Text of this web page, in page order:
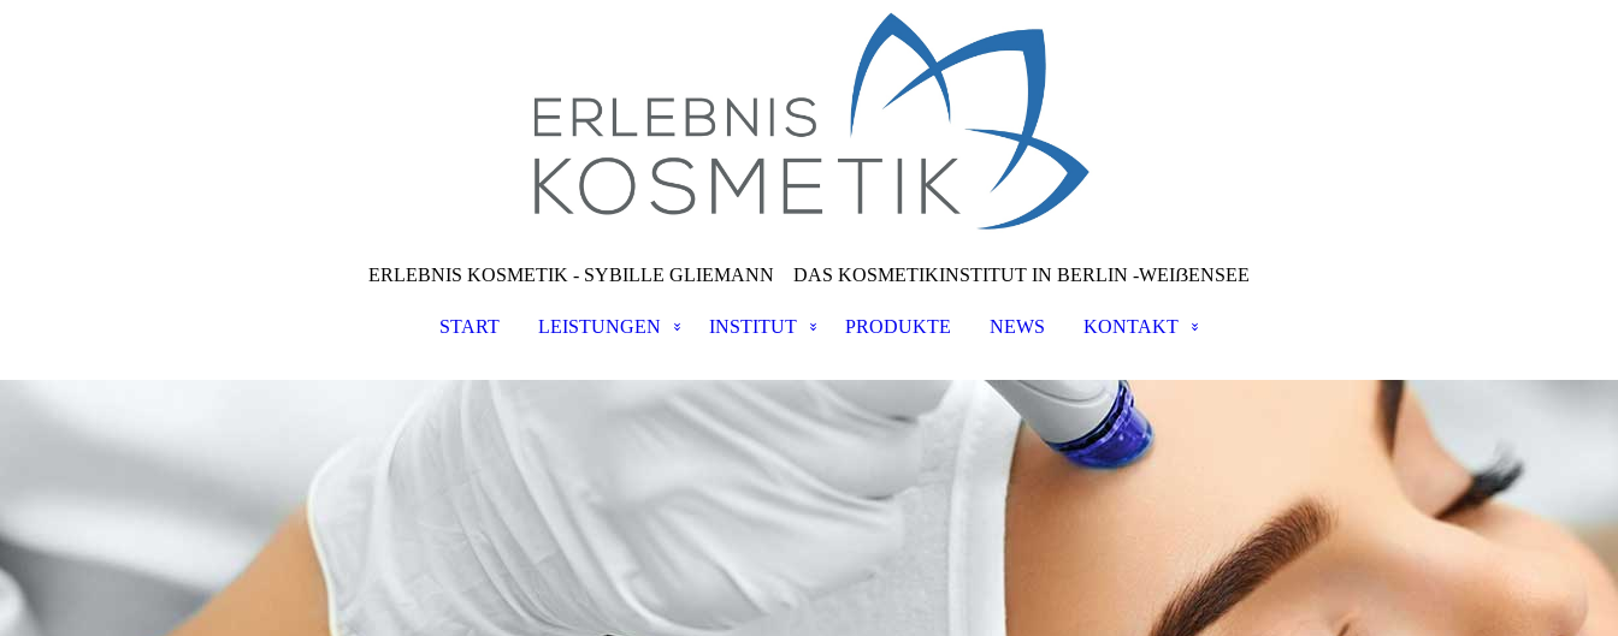
ERLEBNIS KOSMETIK - SYBILLE GLIEMANN DAS KOSMETIKINSTITUT IN BERLIN -WEIẞENSEE
START LEISTUNGEN INSTITUT PRODUKTE NEWS KONTAKT